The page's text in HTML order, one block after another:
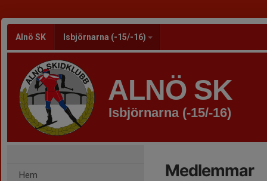
Alnö SK Isbjörnarna (-15/-16)
ALNÖ SK
Isbjörnarna (-15/-16)
Hem Medlemmar